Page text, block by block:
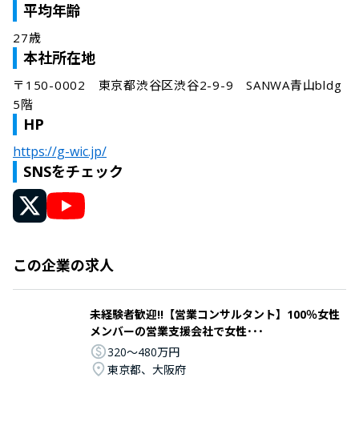
平均年齢
27歳
本社所在地
〒150-0002　東京都渋谷区渋谷2-9-9　SANWA青山bldg
5階
HP
https://g-wic.jp/
SNSをチェック
この企業の求人
未経験者歓迎!!【営業コンサルタント】100％女性
メンバーの営業支援会社で女性･･･
320〜480万円
東京都、大阪府